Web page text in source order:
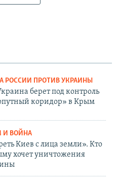
РОССИИ ПРОТИВ УКРАИНЫ
берет под контроль
коридор» в Крым
И ВОЙНА
Киев с лица земли». Кто
хочет уничтожения